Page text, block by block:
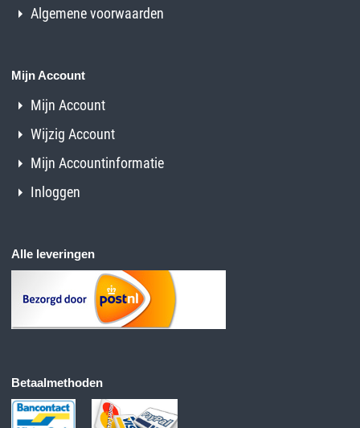
Algemene voorwaarden
Mijn Account
Mijn Account
Wijzig Account
Mijn Accountinformatie
Inloggen
Alle leveringen
Betaalmethoden